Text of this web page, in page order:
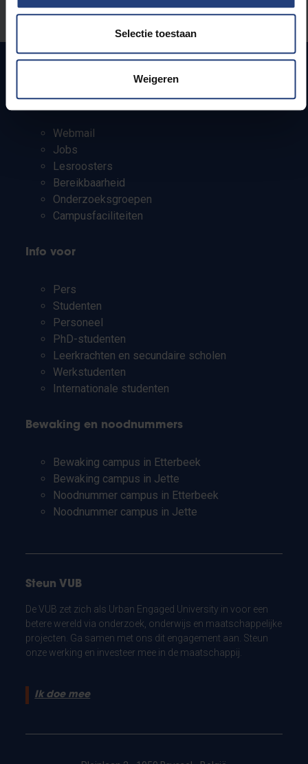
Selectie toestaan
Weigeren
Laat het ons weten
Snel naar
Webmail
Jobs
Lesroosters
Bereikbaarheid
Onderzoeksgroepen
Campusfaciliteiten
Info voor
Pers
Studenten
Personeel
PhD-studenten
Leerkrachten en secundaire scholen
Werkstudenten
Internationale studenten
Bewaking en noodnummers
Bewaking campus in Etterbeek
Bewaking campus in Jette
Noodnummer campus in Etterbeek
Noodnummer campus in Jette
Steun VUB
De VUB zet zich als Urban Engaged University in voor een
betere wereld via onderzoek, onderwijs en maatschappelijke
projecten. Ga samen met ons dit engagement aan. Steun
onze werking en investeer mee in de maatschappij.
Ik doe mee